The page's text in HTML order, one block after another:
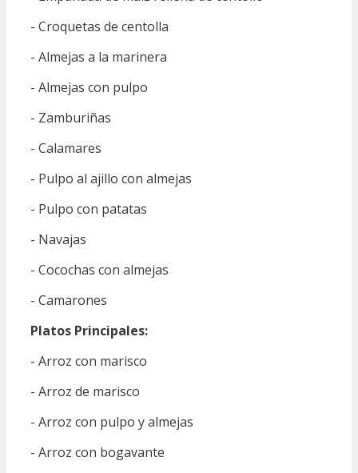
- Croquetas de centolla
- Almejas a la marinera
- Almejas con pulpo
- Zamburiñas
- Calamares
- Pulpo al ajillo con almejas
- Pulpo con patatas
- Navajas
- Cocochas con almejas
- Camarones
Platos Principales:
- Arroz con marisco
- Arroz de marisco
- Arroz con pulpo y almejas
- Arroz con bogavante